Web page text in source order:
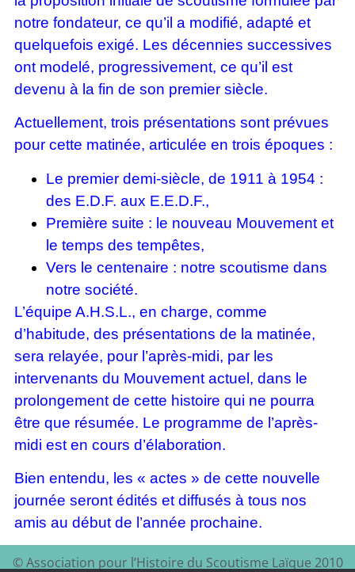
notre fondateur, ce qu’il a modifié, adapté et
quelquefois exigé. Les décennies successives
ont modelé, progressivement, ce qu’il est
devenu à la fin de son premier siècle.
Actuellement, trois présentations sont prévues
pour cette matinée, articulée en trois époques :
Le premier demi-siècle, de 1911 à 1954 :
des E.D.F. aux E.E.D.F.,
Première suite : le nouveau Mouvement et
le temps des tempêtes,
Vers le centenaire : notre scoutisme dans
notre société.
L’équipe A.H.S.L., en charge, comme
d’habitude, des présentations de la matinée,
sera relayée, pour l’après-midi, par les
intervenants du Mouvement actuel, dans le
prolongement de cette histoire qui ne pourra
être que résumée. Le programme de l’après-
midi est en cours d’élaboration.
Bien entendu, les « actes » de cette nouvelle
journée seront édités et diffusés à tous nos
amis au début de l’année prochaine.
© Association pour l’Histoire du Scoutisme Laïque 2010